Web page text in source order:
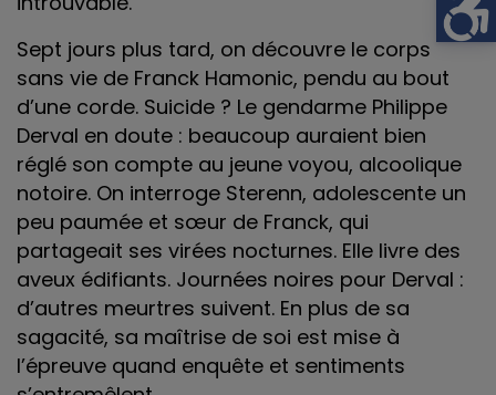
Sept jours plus tard, on découvre le corps
sans vie de Franck Hamonic, pendu au bout
d’une corde. Suicide ? Le gendarme Philippe
Derval en doute : beaucoup auraient bien
réglé son compte au jeune voyou, alcoolique
notoire. On interroge Sterenn, adolescente un
peu paumée et sœur de Franck, qui
partageait ses virées nocturnes. Elle livre des
aveux édifiants. Journées noires pour Derval :
d’autres meurtres suivent. En plus de sa
sagacité, sa maîtrise de soi est mise à
l’épreuve quand enquête et sentiments